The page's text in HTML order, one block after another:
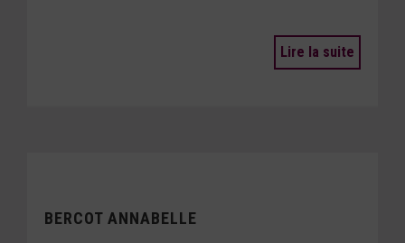
Lire la suite
BERCOT ANNABELLE